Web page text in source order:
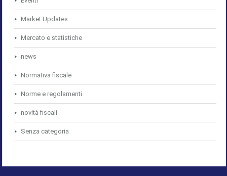
Market Updates
Mercato e statistiche
news
Normativa fiscale
Norme e regolamenti
novità fiscali
Senza categoria